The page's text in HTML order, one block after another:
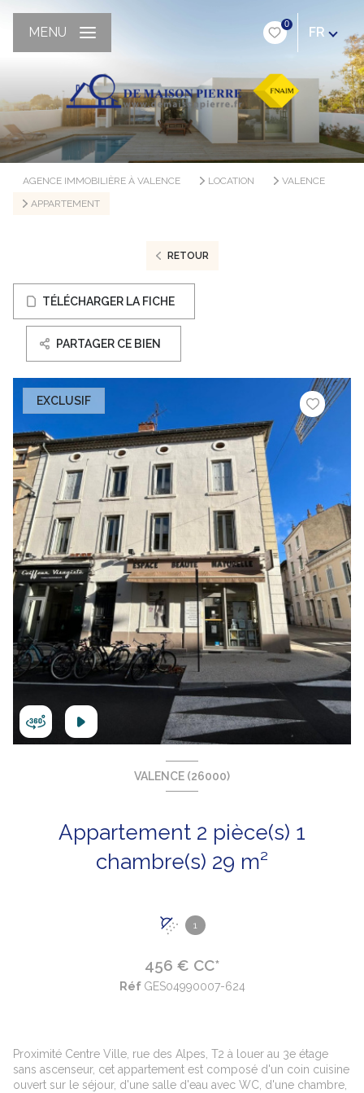
0
FR
MENU
AGENCE IMMOBILIÈRE À VALENCE LOCATION
VALENCE
APPARTEMENT
RETOUR
TÉLÉCHARGER LA FICHE
PARTAGER CE BIEN
EXCLUSIF
VALENCE (26000)
Appartement 2 pièce(s) 1
chambre(s) 29 m²
1
456 € CC*
Réf GES04990007-624
Proximité Centre Ville, rue des Alpes, T2 à louer au 3e étage
sans ascenseur, cet appartement est composé d'un coin cuisine
ouvert sur le séjour, d'une salle d'eau avec WC, d'une chambre,